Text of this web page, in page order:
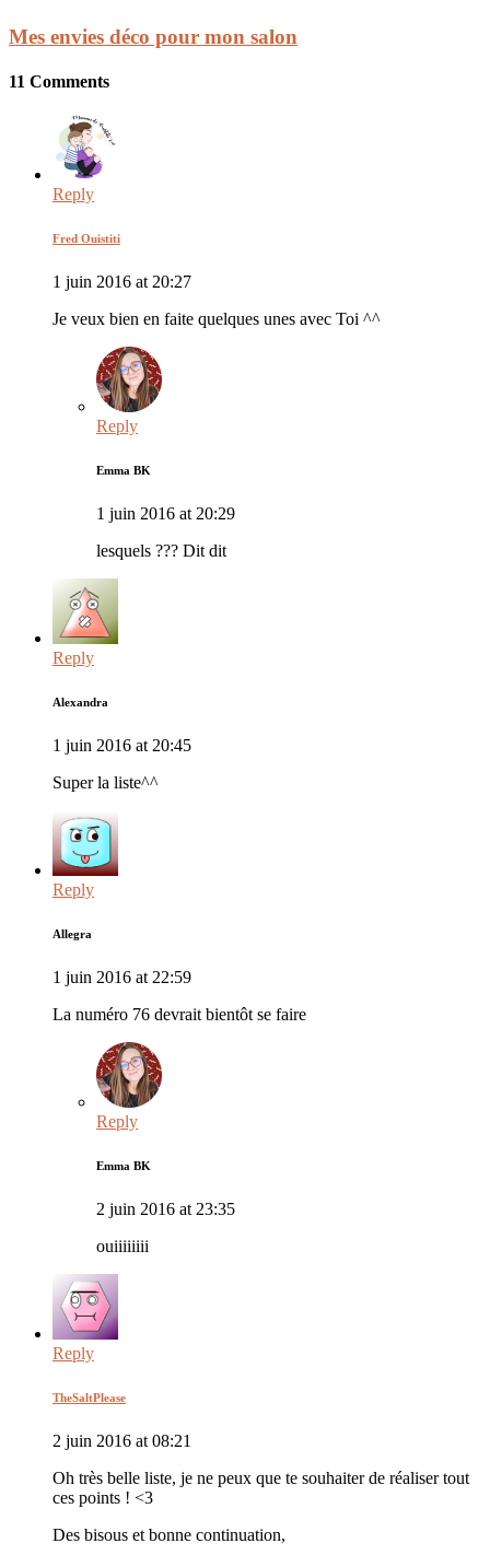
Mes envies déco pour mon salon
11 Comments
Reply
Fred Ouistiti
1 juin 2016 at 20:27
Je veux bien en faite quelques unes avec Toi ^^
Reply
Emma BK
1 juin 2016 at 20:29
lesquels ??? Dit dit
Reply
Alexandra
1 juin 2016 at 20:45
Super la liste^^
Reply
Allegra
1 juin 2016 at 22:59
La numéro 76 devrait bientôt se faire
Reply
Emma BK
2 juin 2016 at 23:35
ouiiiiiiii
Reply
TheSaltPlease
2 juin 2016 at 08:21
Oh très belle liste, je ne peux que te souhaiter de réaliser tout
ces points ! <3
Des bisous et bonne continuation,